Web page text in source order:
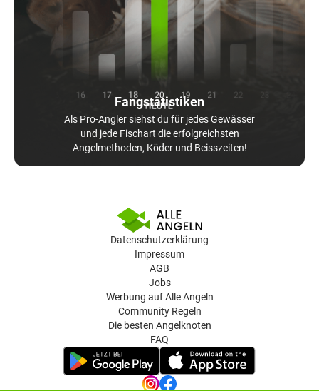
Fangstatistiken
Als Pro-Angler siehst du für jedes Gewässer
und jede Fischart die erfolgreichsten
Angelmethoden, Köder und Beisszeiten!
Datenschutzerklärung
Impressum
AGB
Jobs
Werbung auf Alle Angeln
Community Regeln
Die besten Angelknoten
FAQ